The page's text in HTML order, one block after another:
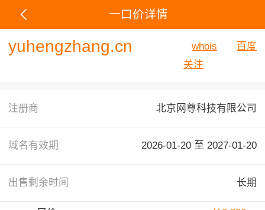
一口价详情
yuhengzhang.cn whois
百度
关注
注册商 北京网尊科技有限公司
域名有效期 2026-01-20 至 2027-01-20
出售剩余时间 长期